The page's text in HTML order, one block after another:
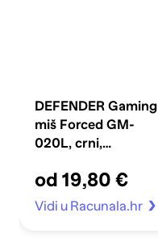
DEFENDER Gaming
miš Forced GM-
020L, crni,
optički, 3200 DPI
od 19,80 €
Vidi u Racunala.hr